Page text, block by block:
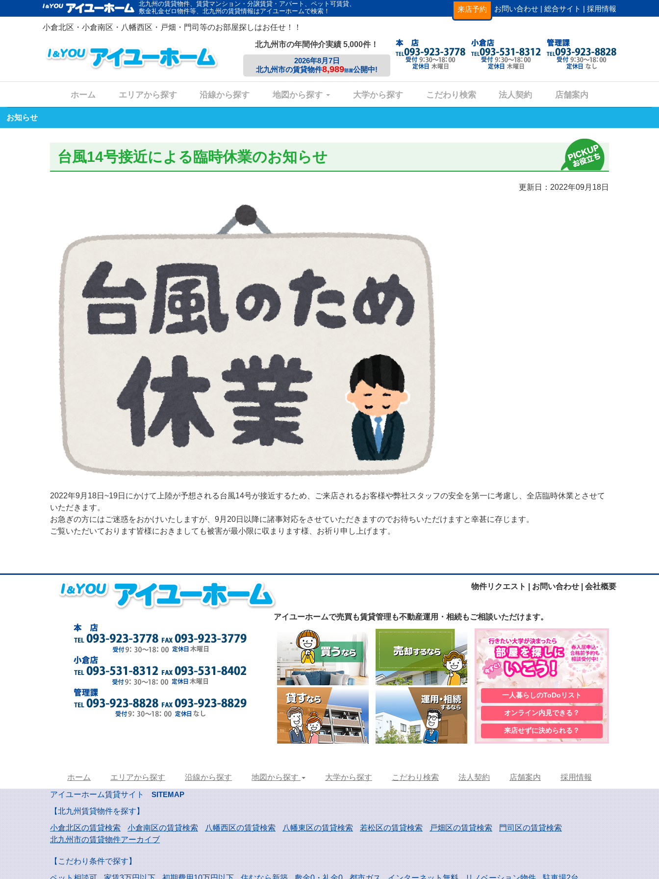
北九州の賃貸物件、賃貸マンション・分譲賃貸・アパート、ペット可賃貸、
敷金礼金ゼロ物件等、北九州の賃貸情報はアイユーホームで検索！
来店予約 お問い合わせ | 総合サイト | 採用情報
小倉北区・小倉南区・八幡西区・戸畑・門司等のお部屋探しはお任せ！！
北九州市の年間仲介実績 5,000件！
2026年8月7日
北九州市の賃貸物件8,989部屋公開中!
ホーム エリアから探す 沿線から探す 地図から探す 大学から探す こだわり検索 法人契約 店舗案内
お知らせ
台風14号接近による臨時休業のお知らせ
更新日：2022年09月18日
2022年9月18日~19日にかけて上陸が予想される台風14号が接近するため、ご来店されるお客様や弊社スタッフの安全を第一に考慮し、全店臨時休業とさせて
いただきます。
お急ぎの方にはご迷惑をおかけいたしますが、9月20日以降に諸事対応をさせていただきますのでお待ちいただけますと幸甚に存じます。
ご覧いただいております皆様におきましても被害が最小限に収まります様、お祈り申し上げます。
物件リクエスト | お問い合わせ | 会社概要
アイユーホームで売買も賃貸管理も不動産運用・相続も ご相談いただけます。
一人暮らしのToDoリスト
オンライン内見できる？
来店せずに決められる？
ホーム エリアから探す 沿線から探す 地図から探す 大学から探す こだわり検索 法人契約 店舗案内 採用情報
アイユーホーム賃貸サイト
SITEMAP
【北九州賃貸物件を探す】
小倉北区の賃貸検索
小倉南区の賃貸検索 八幡西区の賃貸検索 八幡東区の賃貸検索 若松区の賃貸検索 戸畑区の賃貸検索
門司区の賃貸検索
北九州市の賃貸物件アーカイブ
【こだわり条件で探す】